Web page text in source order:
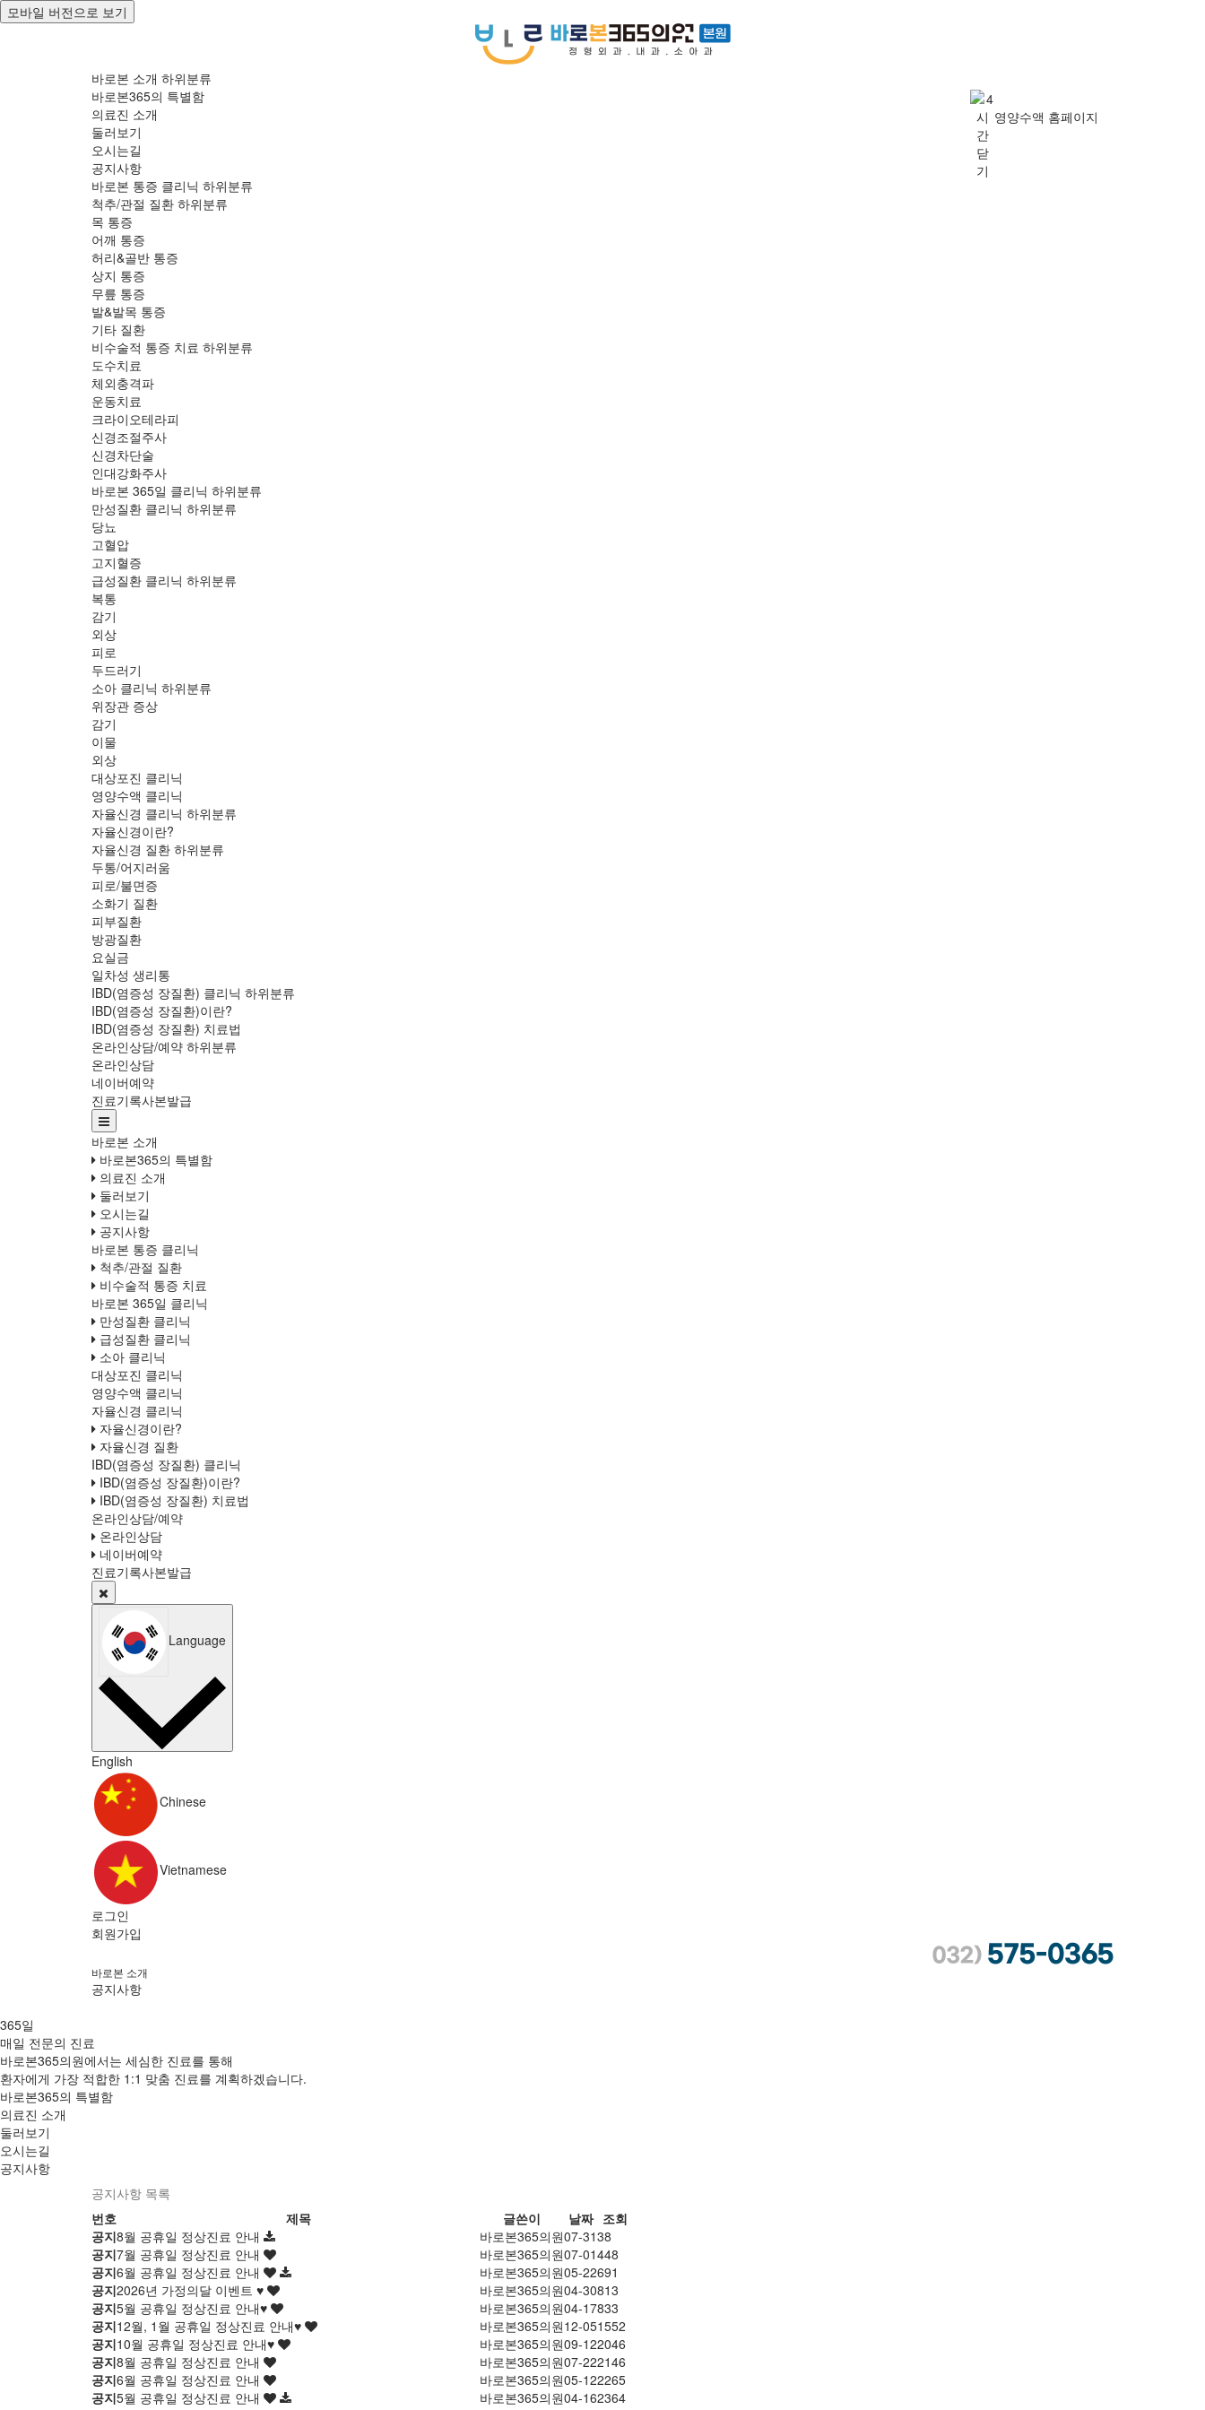
모바일 버전으로 보기
바로본 소개 하위분류
바로본365의 특별함
의료진 소개
둘러보기
오시는길
공지사항
바로본 통증 클리닉 하위분류
척추/관절 질환 하위분류
목 통증
어깨 통증
허리&골반 통증
상지 통증
무릎 통증
발&발목 통증
기타 질환
비수술적 통증 치료 하위분류
도수치료
체외충격파
운동치료
크라이오테라피
신경조절주사
신경차단술
인대강화주사
바로본 365일 클리닉 하위분류
만성질환 클리닉 하위분류
당뇨
고혈압
고지혈증
급성질환 클리닉 하위분류
복통
감기
외상
피로
두드러기
소아 클리닉 하위분류
위장관 증상
감기
이물
외상
대상포진 클리닉
영양수액 클리닉
자율신경 클리닉 하위분류
자율신경이란?
자율신경 질환 하위분류
두통/어지러움
피로/불면증
소화기 질환
피부질환
방광질환
요실금
일차성 생리통
IBD(염증성 장질환) 클리닉 하위분류
IBD(염증성 장질환)이란?
IBD(염증성 장질환) 치료법
온라인상담/예약 하위분류
온라인상담
네이버예약
진료기록사본발급
바로본 소개
바로본365의 특별함
의료진 소개
둘러보기
오시는길
공지사항
바로본 통증 클리닉
척추/관절 질환
비수술적 통증 치료
바로본 365일 클리닉
만성질환 클리닉
급성질환 클리닉
소아 클리닉
대상포진 클리닉
영양수액 클리닉
자율신경 클리닉
자율신경이란?
자율신경 질환
IBD(염증성 장질환) 클리닉
IBD(염증성 장질환)이란?
IBD(염증성 장질환) 치료법
온라인상담/예약
온라인상담
네이버예약
진료기록사본발급
Language
English
Chinese
Vietnamese
로그인
회원가입
바로본 소개
공지사항
365일
매일 전문의 진료
바로본365의원에서는 세심한 진료를 통해
환자에게 가장 적합한 1:1 맞춤 진료를 계획하겠습니다.
바로본365의 특별함
의료진 소개
둘러보기
오시는길
공지사항
공지사항 목록
번호
제목 글쓴이 날짜 조회
공지8월 공휴일 정상진료 안내 바로본365의원07-3138
공지7월 공휴일 정상진료 안내 바로본365의원07-01448
공지6월 공휴일 정상진료 안내 바로본365의원05-22691
공지2026년 가정의달 이벤트 ♥ 바로본365의원04-30813
공지5월 공휴일 정상진료 안내♥ 바로본365의원04-17833
공지12월, 1월 공휴일 정상진료 안내♥ 바로본365의원12-051552
공지10월 공휴일 정상진료 안내♥ 바로본365의원09-122046
공지8월 공휴일 정상진료 안내 바로본365의원07-222146
공지6월 공휴일 정상진료 안내 바로본365의원05-122265
공지5월 공휴일 정상진료 안내 바로본365의원04-162364
영양수액 홈페이지